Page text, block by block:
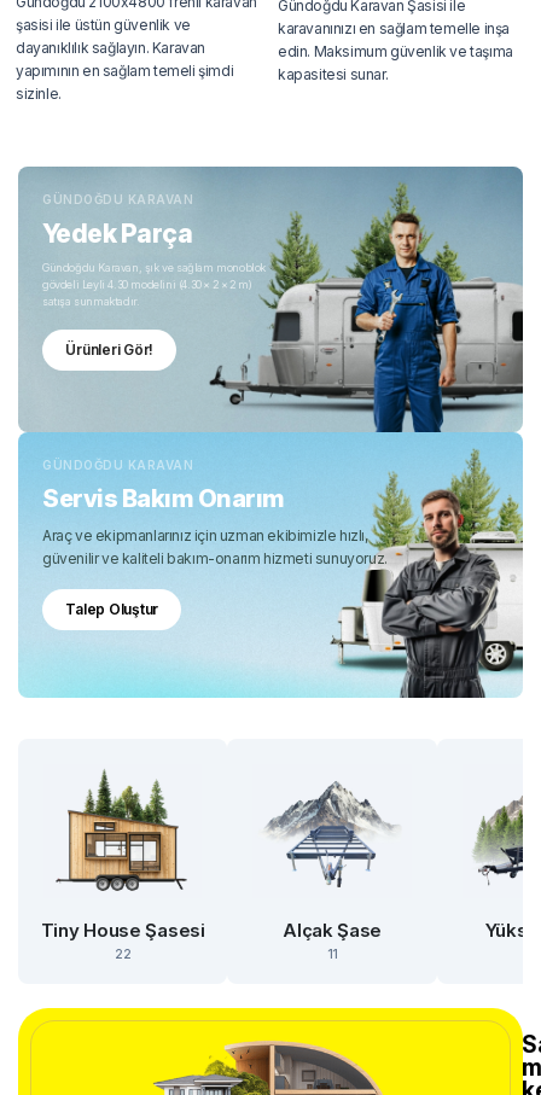
şasisi ile üstün güvenlik ve
dayanıklılık sağlayın. Karavan
yapımının en sağlam temeli şimdi
sizinle.
Gündoğdu Karavan Şasisi ile
karavanınızı en sağlam temelle inşa
edin. Maksimum güvenlik ve taşıma
kapasitesi sunar.
GÜNDOĞDU KARAVAN
Yedek Parça
Gündoğdu Karavan, şık ve sağlam monoblok
gövdeli Leyli 4.30 modelini (4.30 × 2 × 2 m)
satışa sunmaktadır.
Ürünleri Gör!
GÜNDOĞDU KARAVAN
Servis Bakım Onarım
Araç ve ekipmanlarınız için uzman ekibimizle hızlı,
güvenilir ve kaliteli bakım-onarım hizmeti sunuyoruz.
Talep Oluştur
Tiny House Şasesi
22
Alçak Şase
11